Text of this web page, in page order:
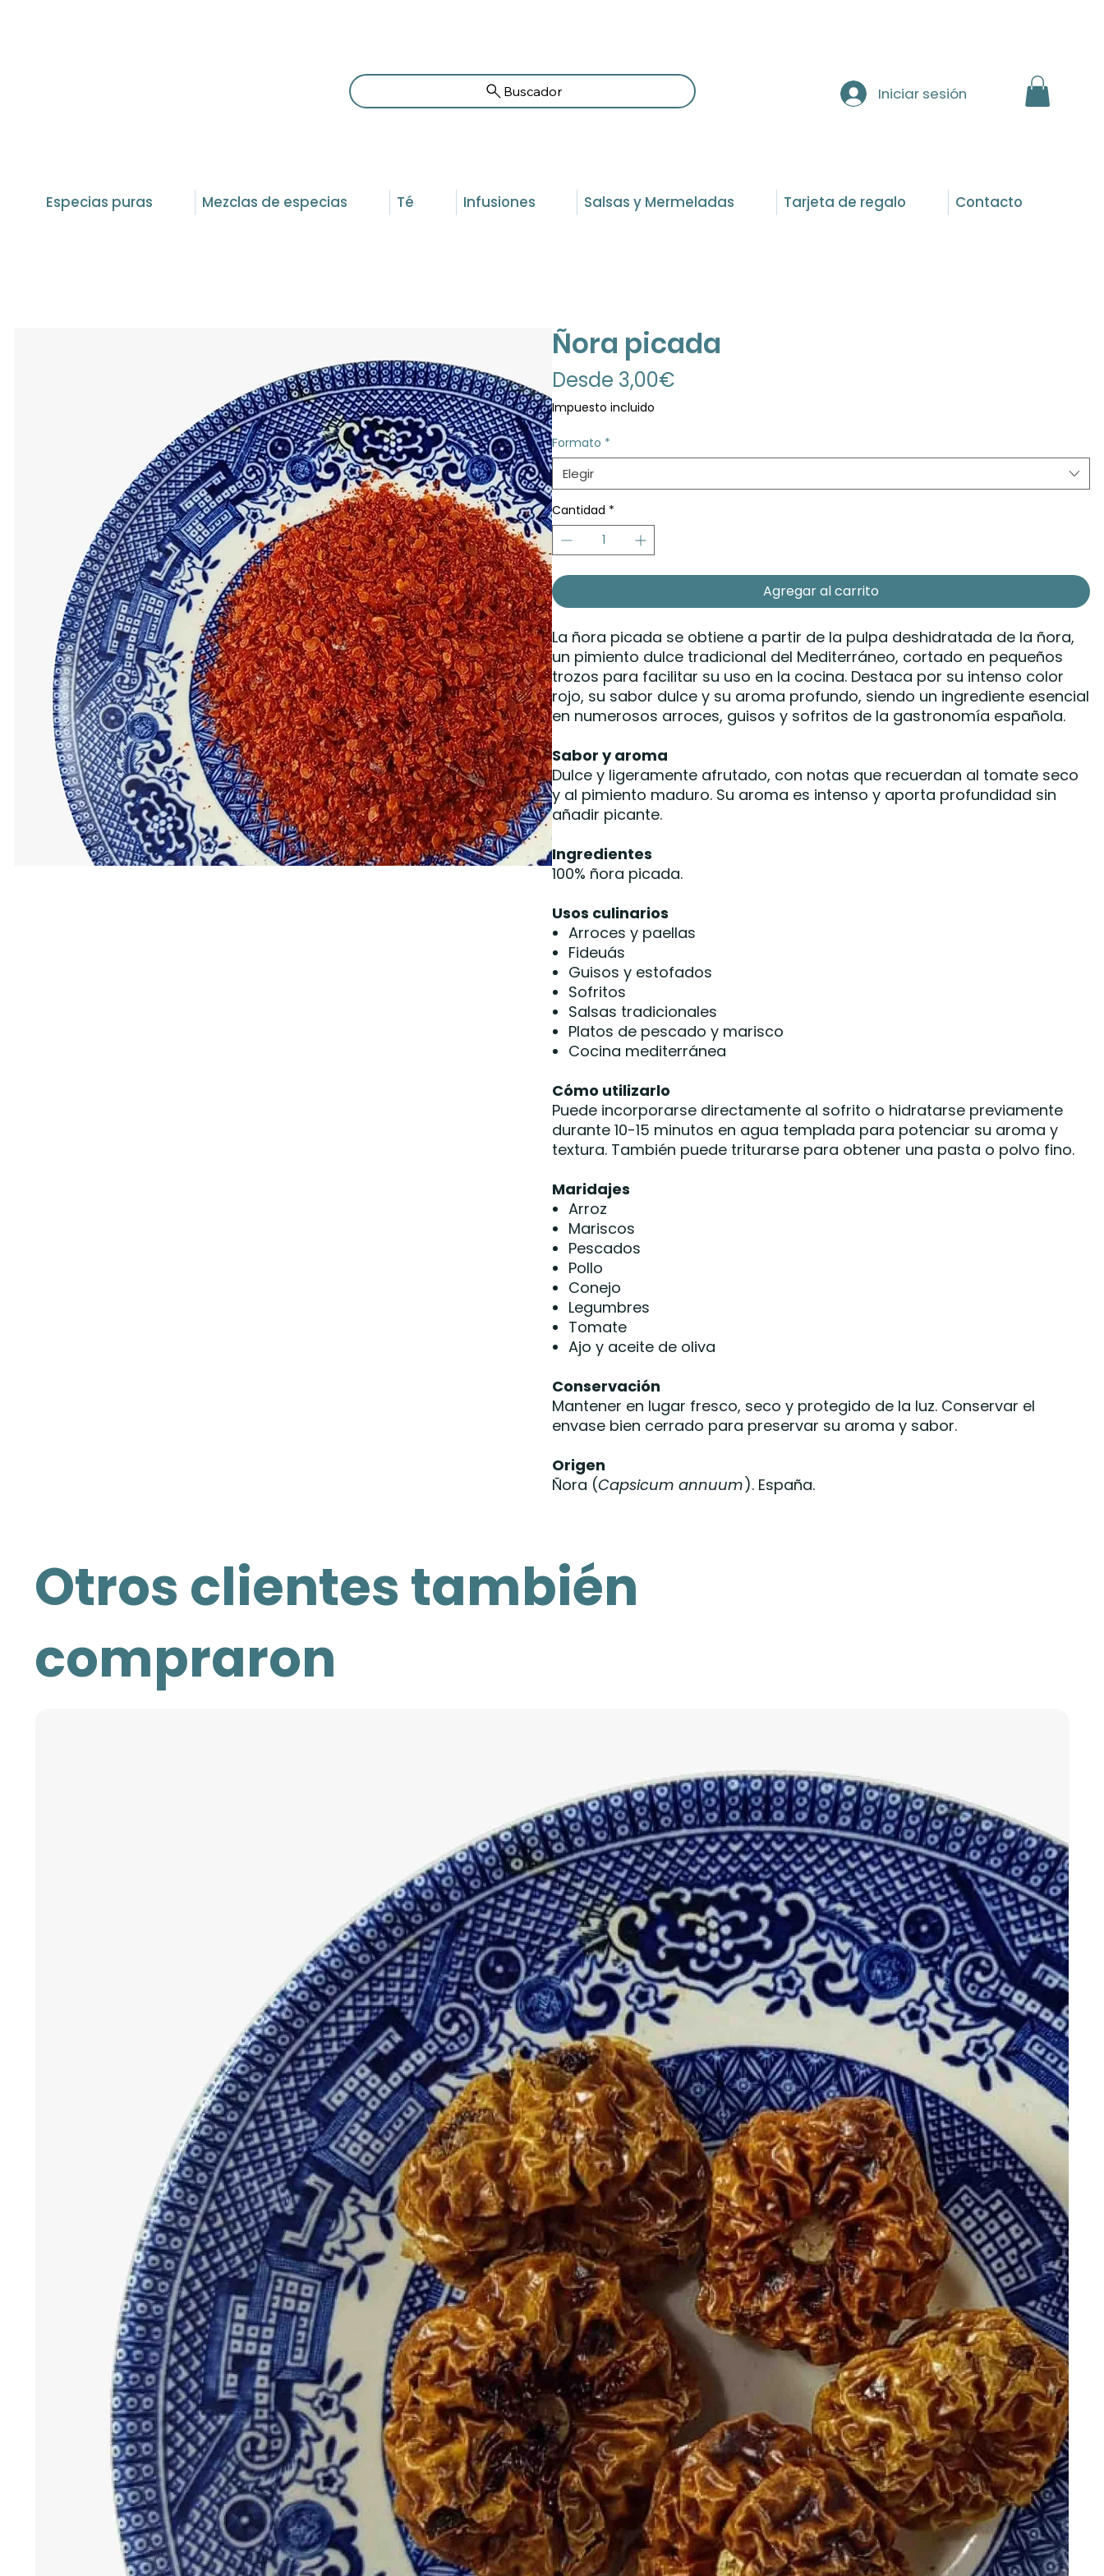
Especias puras Mezclas de especias Té Infusiones Salsas y Mermeladas Tarjeta de regalo Contacto
Buscador Iniciar sesión
Ñora picada
Desde 3,00€
Impuesto incluido
Formato *
Elegir
Cantidad *
Agregar al carrito
La ñora picada se obtiene a partir de la pulpa deshidratada de la ñora,
un pimiento dulce tradicional del Mediterráneo, cortado en pequeños
trozos para facilitar su uso en la cocina. Destaca por su intenso color
rojo, su sabor dulce y su aroma profundo, siendo un ingrediente esencial
en numerosos arroces, guisos y sofritos de la gastronomía española.
Sabor y aroma
Dulce y ligeramente afrutado, con notas que recuerdan al tomate seco
y al pimiento maduro. Su aroma es intenso y aporta profundidad sin
añadir picante.
Ingredientes
100% ñora picada.
Usos culinarios
Arroces y paellas
Fideuás
Guisos y estofados
Sofritos
Salsas tradicionales
Platos de pescado y marisco
Cocina mediterránea
Cómo utilizarlo
Puede incorporarse directamente al sofrito o hidratarse previamente
durante 10-15 minutos en agua templada para potenciar su aroma y
textura. También puede triturarse para obtener una pasta o polvo fino.
Maridajes
Arroz
Mariscos
Pescados
Pollo
Conejo
Legumbres
Tomate
Ajo y aceite de oliva
Conservación
Mantener en lugar fresco, seco y protegido de la luz. Conservar el
envase bien cerrado para preservar su aroma y sabor.
Origen
Ñora (Capsicum annuum). España.
Otros clientes también
compraron